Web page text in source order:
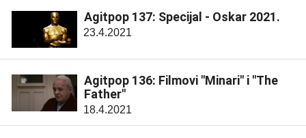
Agitpop 137: Specijal - Oskar 2021.
23.4.2021
Agitpop 136: Filmovi "Minari" i "The
Father"
18.4.2021